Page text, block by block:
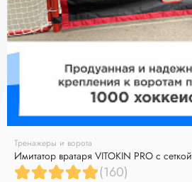
Тренажеры и ворота
Имитатор вратаря VITOKIN PRO с сеткой
(160)